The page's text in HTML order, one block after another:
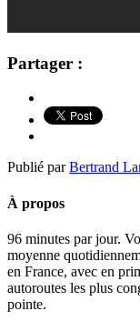
Partager :
Publié parBertrand
À propos
96 minutes par jour.
moyenne
en France, avec en
autoroutes les plus
pointe.